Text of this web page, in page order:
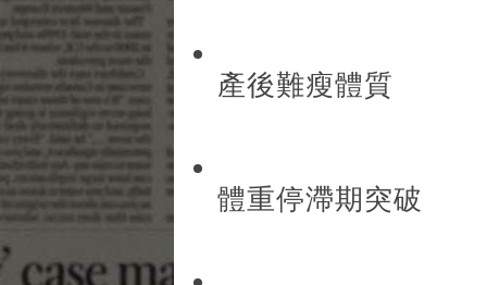
產後難瘦體質
體重停滯期突破